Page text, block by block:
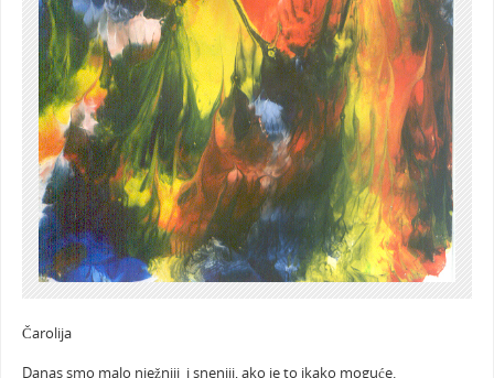
Čarolija
Danas smo malo nježniji i sneniji, ako je to ikako moguće.